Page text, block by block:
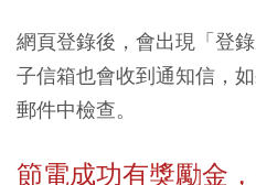
網頁登錄後，會出現「登
子信箱也會收到通知信，
郵件中檢查。
節電成功有獎勵金